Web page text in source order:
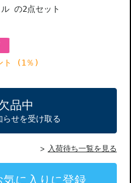
の2点セット
ト (1％)
品中
せを受け取る
入荷待ち一覧を見る
気に入りに登録